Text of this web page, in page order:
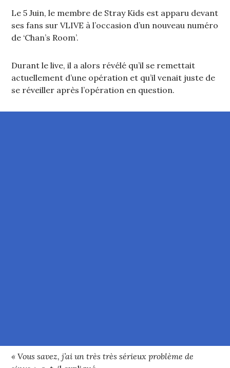
Le 5 Juin, le membre de Stray Kids est apparu devant
ses fans sur VLIVE à l’occasion d’un nouveau numéro
de ‘Chan’s Room’.
Durant le live, il a alors révélé qu’il se remettait
actuellement d’une opération et qu’il venait juste de
se réveiller après l’opération en question.
« Vous savez, j’ai un très très sérieux problème de